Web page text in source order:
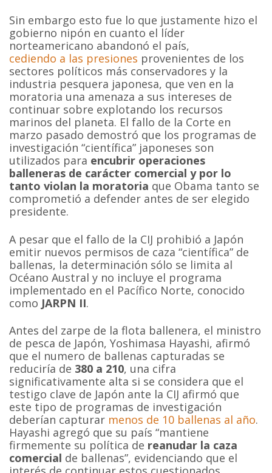
Sin embargo esto fue lo que justamente hizo el
gobierno nipón en cuanto el líder
norteamericano abandonó el país,
cediendo a las presiones provenientes de los
sectores políticos más conservadores y la
industria pesquera japonesa, que ven en la
moratoria una amenaza a sus intereses de
continuar sobre explotando los recursos
marinos del planeta. El fallo de la Corte en
marzo pasado demostró que los programas de
investigación “científica” japoneses son
utilizados para encubrir operaciones
balleneras de carácter comercial y por lo
tanto violan la moratoria que Obama tanto se
comprometió a defender antes de ser elegido
presidente.
A pesar que el fallo de la CIJ prohibió a Japón
emitir nuevos permisos de caza “científica” de
ballenas, la determinación sólo se limita al
Océano Austral y no incluye el programa
implementado en el Pacífico Norte, conocido
como JARPN II.
Antes del zarpe de la flota ballenera, el ministro
de pesca de Japón, Yoshimasa Hayashi, afirmó
que el numero de ballenas capturadas se
reduciría de 380 a 210, una cifra
significativamente alta si se considera que el
testigo clave de Japón ante la CIJ afirmó que
este tipo de programas de investigación
deberían capturar menos de 10 ballenas al año.
Hayashi agregó que su país “mantiene
firmemente su política de reanudar la caza
comercial de ballenas”, evidenciando que el